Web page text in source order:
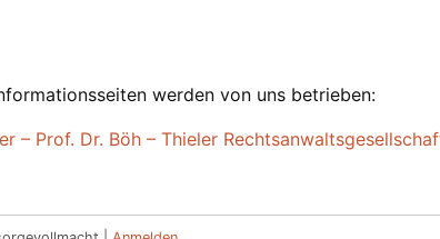
werden von uns betrieben:
– Prof. Dr. Böh – Thieler